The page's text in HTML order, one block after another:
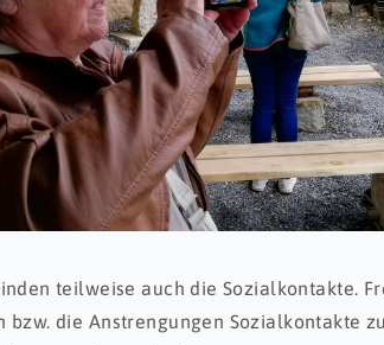
teilweise auch die Sozialkontakte.
bzw. die Anstrengungen Sozialkontakte